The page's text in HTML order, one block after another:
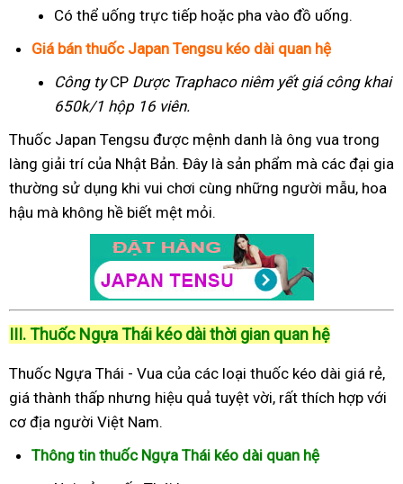
Có thể uống trực tiếp hoặc pha vào đồ uống.
Giá bán thuốc Japan Tengsu kéo dài quan hệ
Công tyCP Dược Traphaconiêm yết giá công khai
650k/1 hộp 16 viên.
Thuốc Japan Tengsu được mệnh danh là ông vua trong
làng giải trí của Nhật Bản. Đây là sản phẩm mà các đại gia
thường sử dụng khi vui chơi cùng những người mẫu, hoa
hậu mà không hề biết mệt mỏi.
III. Thuốc Ngựa Thái kéo dài thời gian quan hệ
Thuốc Ngựa Thái - Vua của các loại thuốc kéo dài giá rẻ,
giá thành thấp nhưng hiệu quả tuyệt vời, rất thích hợp với
cơ địa người Việt Nam.
Thông tin thuốc Ngựa Thái kéo dài quan hệ